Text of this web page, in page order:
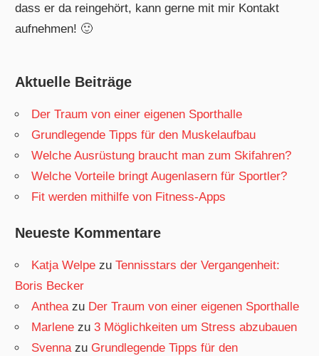
dass er da reingehört, kann gerne mit mir Kontakt
aufnehmen! 🙂
Aktuelle Beiträge
Der Traum von einer eigenen Sporthalle
Grundlegende Tipps für den Muskelaufbau
Welche Ausrüstung braucht man zum Skifahren?
Welche Vorteile bringt Augenlasern für Sportler?
Fit werden mithilfe von Fitness-Apps
Neueste Kommentare
Katja Welpe zuTennisstars der Vergangenheit:
Boris Becker
Anthea zu Der Traum von einer eigenen Sporthalle
Marlene zu3 Möglichkeiten um Stress abzubauen
Svenna zu Grundlegende Tipps für den